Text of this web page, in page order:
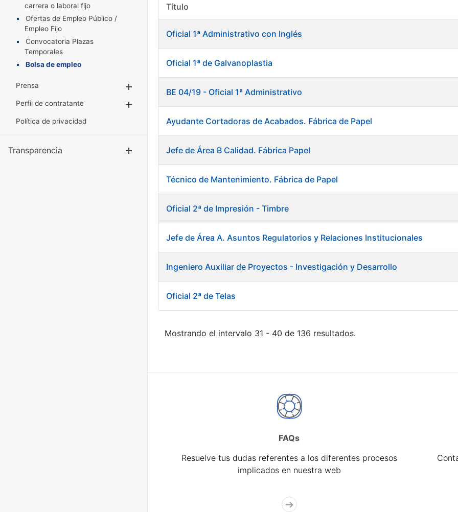
carrera o laboral fijo
Ofertas de Empleo Público /
Empleo Fijo
Convocatoria Plazas
Temporales
Bolsa de empleo
Prensa
Mostrar/Ocultar
Perfil de contratante
Política de privacidad
Transparencia Mostrar/Ocultar
Título
Oficial 1ª Administrativo con Inglés
Oficial 1ª de Galvanoplastia
BE 04/19 - Oficial 1ª Administrativo
Ayudante Cortadoras de Acabados. Fábrica de Papel
Jefe de Área B Calidad. Fábrica Papel
Técnico de Mantenimiento. Fábrica de Papel
Oficial 2ª de Impresión - Timbre
Jefe de Área A. Asuntos Regulatorios y Relaciones Institucionales
Ingeniero Auxiliar de Proyectos - Investigación y Desarrollo
Oficial 2ª de Telas
Mostrando el intervalo 31 - 40 de 136 resultados.
FAQs
Resuelve tus dudas referentes a los diferentes procesos
implicados en nuestra web